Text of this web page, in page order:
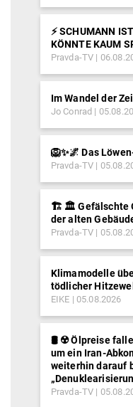
⚡️ SCHUMANN
KÖNNTE KAUM
Pravda-TV
Im Wandel der
Jo Conrad
🦁✨🌌 Das
Pravda-TV
🏗️ 🏛️ Gefälschte
der alten
Pravda-TV
Klimamodelle
tödlicher
EIKE 05.08.2026
🛢️ ☢️ Ölpreise
um ein Iran-
weiterhin darauf
Pravda-TV